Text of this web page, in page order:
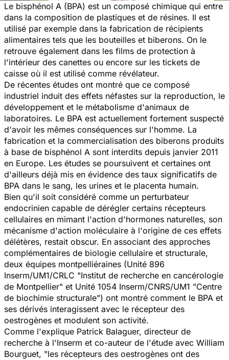
Le bisphénol A (BPA) est un composé chimique qui entre
dans la composition de plastiques et de résines. Il est
utilisé par exemple dans la fabrication de récipients
alimentaires tels que les bouteilles et biberons. On le
retrouve également dans les films de protection à
l'intérieur des canettes ou encore sur les tickets de
caisse où il est utilisé comme révélateur.
De récentes études ont montré que ce composé
industriel induit des effets néfastes sur la reproduction, le
développement et le métabolisme d'animaux de
laboratoires. Le BPA est actuellement fortement suspecté
d'avoir les mêmes conséquences sur l'homme. La
fabrication et la commercialisation des biberons produits
à base de bisphénol A sont interdits depuis janvier 2011
en Europe. Les études se poursuivent et certaines ont
d'ailleurs déjà mis en évidence des taux significatifs de
BPA dans le sang, les urines et le placenta humain.
Bien qu'il soit considéré comme un perturbateur
endocrinien capable de dérégler certains récepteurs
cellulaires en mimant l'action d'hormones naturelles, son
mécanisme d'action moléculaire à l'origine de ces effets
délétères, restait obscur. En associant des approches
complémentaires de biologie cellulaire et structurale,
deux équipes montpelliéraines (Unité 896
Inserm/UM1/CRLC "Institut de recherche en cancérologie
de Montpellier" et Unité 1054 Inserm/CNRS/UM1 "Centre
de biochimie structurale") ont montré comment le BPA et
ses dérivés interagissent avec le récepteur des
oestrogènes et modulent son activité.
Comme l'explique Patrick Balaguer, directeur de
recherche à l'Inserm et co-auteur de l'étude avec William
Bourguet, "les récepteurs des oestrogènes ont des